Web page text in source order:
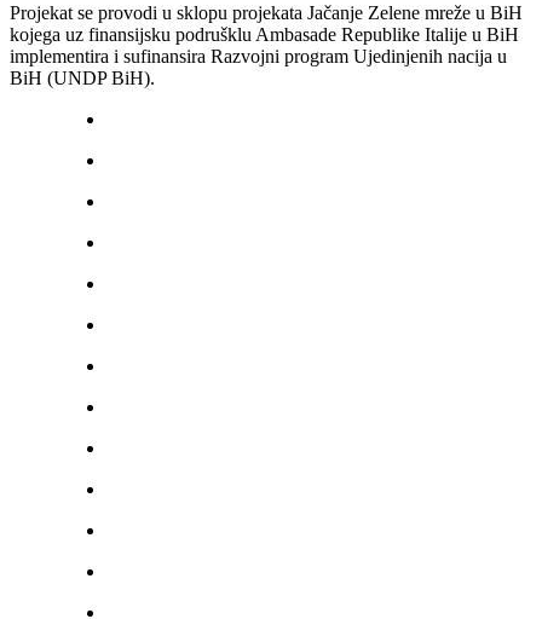
Projekat se provodi u sklopu projekata Jačanje Zelene mreže u BiH
kojega uz finansijsku podrušklu Ambasade Republike Italije u BiH
implementira i sufinansira Razvojni program Ujedinjenih nacija u
BiH (UNDP BiH).